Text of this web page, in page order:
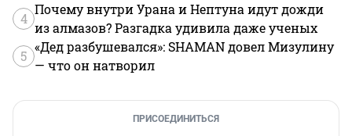
4
Почему внутри Урана и Нептуна идут дожди
из алмазов? Разгадка удивила даже ученых
5
«Дед разбушевался»: SHAMAN довел Мизулину
— что он натворил
ПРИСОЕДИНИТЬСЯ